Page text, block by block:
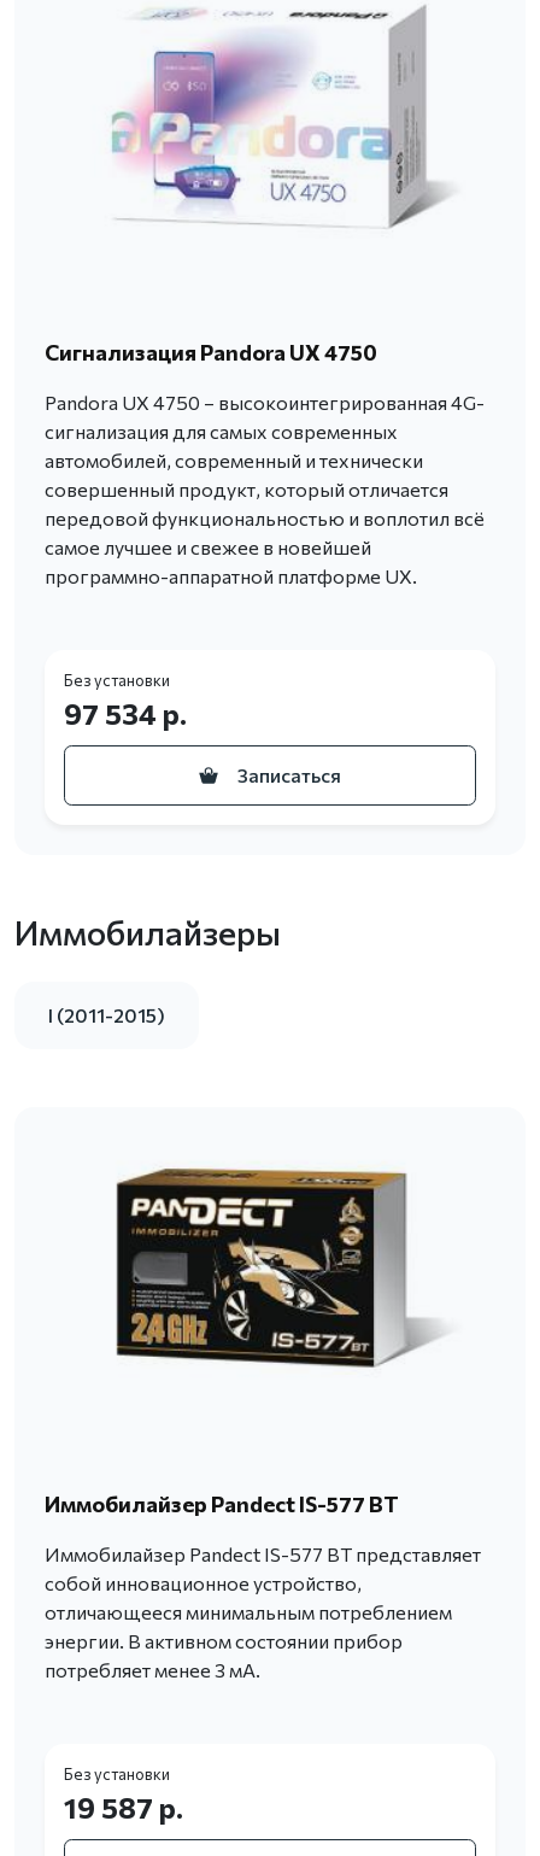
Сигнализация Pandora UX 4750
Pandora UX 4750 – высокоинтегрированная 4G-
сигнализация для самых современных
автомобилей, современный и технически
совершенный продукт, который отличается
передовой функциональностью и воплотил всё
самое лучшее и свежее в новейшей
программно-аппаратной платформе UX.
Без установки
97 534 р.
Записаться
Иммобилайзеры
I (2011-2015)
Иммобилайзер Pandect IS-577 BT
Иммобилайзер Pandect IS-577 BT представляет
собой инновационное устройство,
отличающееся минимальным потреблением
энергии. В активном состоянии прибор
потребляет менее 3 мА.
Без установки
19 587 р.